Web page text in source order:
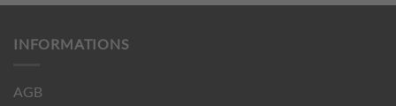
INFORMATIONS
AGB